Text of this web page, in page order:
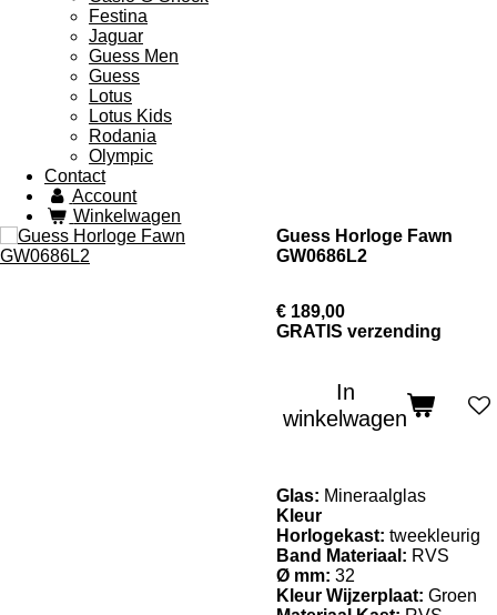
Festina
Jaguar
Guess Men
Guess
Lotus
Lotus Kids
Rodania
Olympic
Contact
Account
Winkelwagen
Guess Horloge Fawn
GW0686L2
€ 189,00
GRATIS verzending
In
winkelwagen
Glas: Mineraalglas
Kleur
Horlogekast: tweekleurig
Band Materiaal: RVS
Ø mm: 32
Kleur Wijzerplaat: Groen